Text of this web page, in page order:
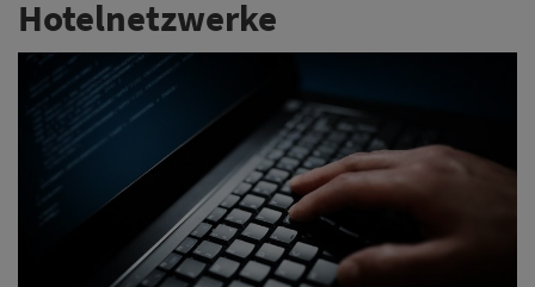
Hotelnetzwerke